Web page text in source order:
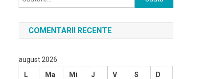
după:
COMENTARII RECENTE
august 2026
L
Ma Mi J V S D